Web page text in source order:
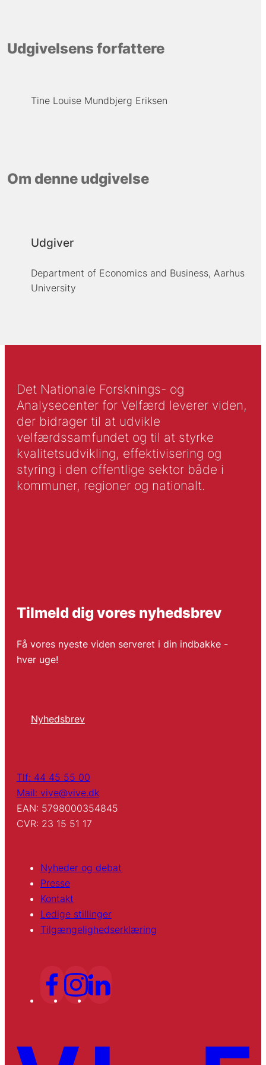
Udgivelsens forfattere
Tine Louise Mundbjerg Eriksen
Om denne udgivelse
Udgiver
Department of Economics and Business, Aarhus
University
Det Nationale Forsknings- og
Analysecenter for Velfærd leverer viden,
der bidrager til at udvikle
velfærdssamfundet og til at styrke
kvalitetsudvikling, effektivisering og
styring i den offentlige sektor både i
kommuner, regioner og nationalt.
Tilmeld dig vores nyhedsbrev
Få vores nyeste viden serveret i din indbakke -
hver uge!
Nyhedsbrev
Tlf: 44 45 55 00
Mail: vive@vive.dk
EAN: 5798000354845
CVR: 23 15 51 17
Nyheder og debat
Presse
Kontakt
Ledige stillinger
Tilgængelighedserklæring